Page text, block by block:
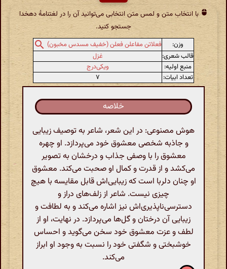
با انتخاب متن و لمس متن انتخابی می‌توانید آن را در لغتنامهٔ دهخدا
جستجو کنید.
وزن:
فعلاتن مفاعلن فعلن (خفیف مسدس مخبون)
قالب شعری:
غزل
منبع اولیه:
ویکی‌درج
تعداد ابیات:
۷
خلاصه
هوش مصنوعی: در این شعر، شاعر به توصیف زیبایی
و جاذبه شخصی معشوق خود می‌پردازد. او چهره
معشوق را با وصفی جذاب و درخشان به تصویر
می‌کشد و از قدرت و کمال او صحبت می‌کند. معشوق
او چنان دلربا است که زیبایی‌اش قابل مقایسه با هیچ
چیزی نیست. شاعر از زلف‌های دراز و
دسترسی‌ناپذیری‌اش نیز اشاره می‌کند و به لطافت و
زیبایی آن درختان و گل‌ها می‌پردازد. در نهایت، او از
لطف و عزت معشوق خود سخن می‌گوید و احساس
خوشبختی و شگفتی خود را نسبت به وجود او ابراز
می‌کند.